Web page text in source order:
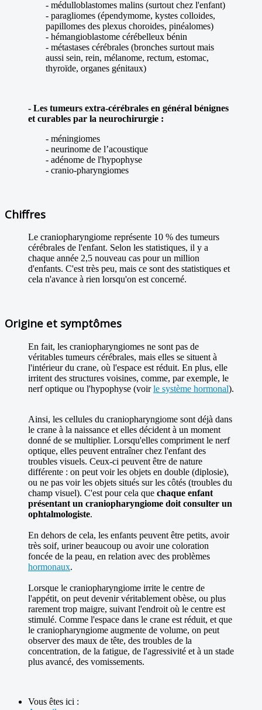
- médulloblastomes malins (surtout chez l'enfant)
- paragliomes (épendymome, kystes colloides,
papillomes des plexus choroides, pinéalomes)
- hémangioblastome cérébelleux bénin
- métastases cérébrales (bronches surtout mais
aussi sein, rein, mélanome, rectum, estomac,
thyroïde, organes génitaux)
- Les tumeurs extra-cérébrales en général bénignes
et curables par la neurochirurgie :
- méningiomes
- neurinome de l’acoustique
- adénome de l'hypophyse
- cranio-pharyngiomes
Chiffres
Le craniopharyngiome représente 10 % des tumeurs
cérébrales de l'enfant. Selon les statistiques, il y a
chaque année 2,5 nouveau cas pour un million
d'enfants. C'est très peu, mais ce sont des statistiques et
cela n'avance à rien lorsqu'on est concerné.
Origine et symptômes
En fait, les craniopharyngiomes ne sont pas de
véritables tumeurs cérébrales, mais elles se situent à
l'intérieur du crane, où l'espace est réduit. En plus, elle
irritent des structures voisines, comme, par exemple, le
nerf optique ou l'hypophyse (voirle système hormonal).
Ainsi, les cellules du craniopharyngiome sont déjà dans
le crane à la naissance et elles décident à un moment
donné de se multiplier. Lorsqu'elles compriment le nerf
optique, elles peuvent entraîner chez l'enfant des
troubles visuels. Ceux-ci peuvent être de nature
différente : on peut voir les objets en double (diplosie),
ou ne pas voir les objets situés sur les côtés (troubles du
champ visuel). C'est pour cela que chaque enfant
présentant un craniopharyngiome doit consulter un
ophtalmologiste.
En dehors de cela, les enfants peuvent être petits, avoir
très soif, uriner beaucoup ou avoir une coloration
foncée de la peau, en relation avec des problèmes
hormonaux.
Lorsque le craniopharyngiome irrite le centre de
l'appétit, on peut devenir véritablement obèse, ou plus
rarement trop maigre, suivant l'endroit où le centre est
stimulé. Comme l'espace dans le crane est réduit, et que
le craniopharyngiome augmente de volume, on peut
observer des maux de tête, des troubles de la
concentration, de la fatigue, de l'agressivité et à un stade
plus avancé, des vomissements.
Vous êtes ici :